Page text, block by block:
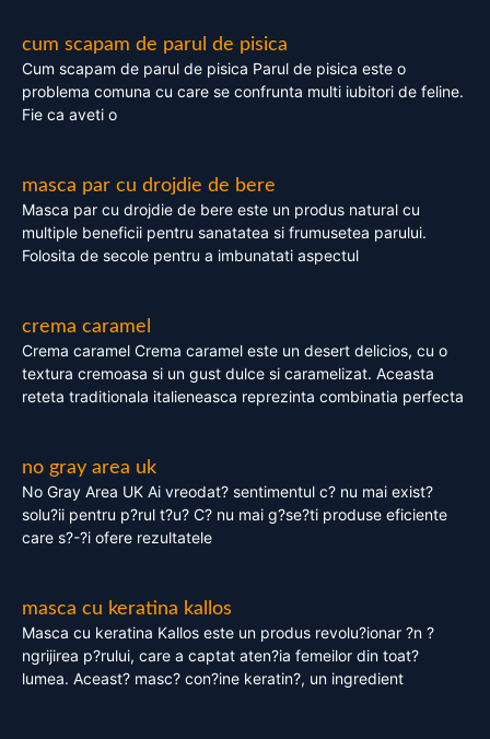
cum scapam de parul de pisica
Cum scapam de parul de pisica Parul de pisica este o
problema comuna cu care se confrunta multi iubitori de feline.
Fie ca aveti o
masca par cu drojdie de bere
Masca par cu drojdie de bere este un produs natural cu
multiple beneficii pentru sanatatea si frumusetea parului.
Folosita de secole pentru a imbunatati aspectul
crema caramel
Crema caramel Crema caramel este un desert delicios, cu o
textura cremoasa si un gust dulce si caramelizat. Aceasta
reteta traditionala italieneasca reprezinta combinatia perfecta
no gray area uk
No Gray Area UK Ai vreodat? sentimentul c? nu mai exist?
solu?ii pentru p?rul t?u? C? nu mai g?se?ti produse eficiente
care s?-?i ofere rezultatele
masca cu keratina kallos
Masca cu keratina Kallos este un produs revolu?ionar ?n ?
ngrijirea p?rului, care a captat aten?ia femeilor din toat?
lumea. Aceast? masc? con?ine keratin?, un ingredient